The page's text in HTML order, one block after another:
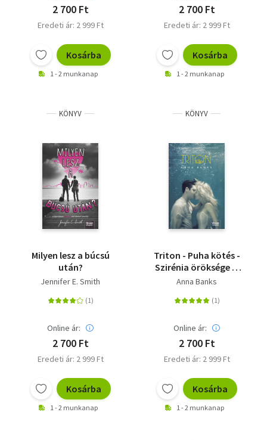
2 700 Ft
Eredeti ár: 2 999 Ft
Kosárba
1 - 2 munkanap
2 700 Ft
Eredeti ár: 2 999 Ft
Kosárba
1 - 2 munkanap
KÖNYV
Milyen lesz a búcsú
után?
Jennifer E. Smith
Online ár:
2 700 Ft
Eredeti ár: 2 999 Ft
Kosárba
1 - 2 munkanap
KÖNYV
Triton - Puha kötés -
Szirénia öröksége 2.
rész
Anna Banks
Online ár:
2 700 Ft
Eredeti ár: 2 999 Ft
Kosárba
1 - 2 munkanap